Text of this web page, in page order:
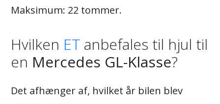
Maksimum: 22 tommer.
Hvilken ET anbefales til hjul til
en Mercedes GL-Klasse?
Det afhænger af, hvilket år bilen blev